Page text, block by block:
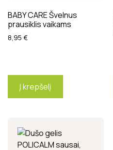
BABY CARE Švelnus
prausiklis vaikams
8,95 €
Į krepšelį